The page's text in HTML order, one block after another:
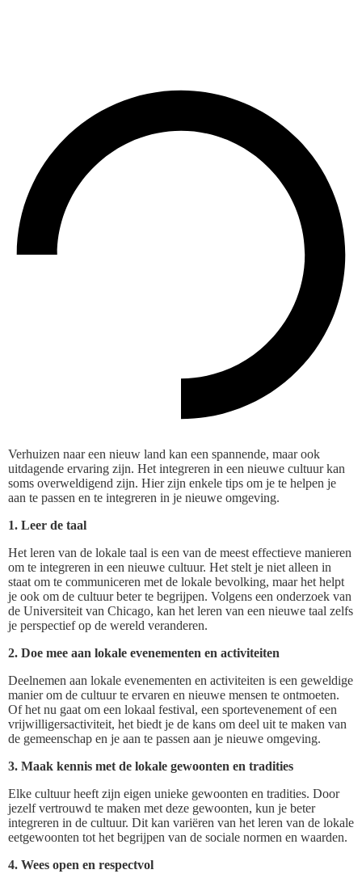
Verhuizen naar een nieuw land kan een spannende, maar ook
uitdagende ervaring zijn. Het integreren in een nieuwe cultuur kan
soms overweldigend zijn. Hier zijn enkele tips om je te helpen je
aan te passen en te integreren in je nieuwe omgeving.
1. Leer de taal
Het leren van de lokale taal is een van de meest effectieve manieren
om te integreren in een nieuwe cultuur. Het stelt je niet alleen in
staat om te communiceren met de lokale bevolking, maar het helpt
je ook om de cultuur beter te begrijpen. Volgens een onderzoek van
de Universiteit van Chicago, kan het leren van een nieuwe taal zelfs
je perspectief op de wereld veranderen.
2. Doe mee aan lokale evenementen en activiteiten
Deelnemen aan lokale evenementen en activiteiten is een geweldige
manier om de cultuur te ervaren en nieuwe mensen te ontmoeten.
Of het nu gaat om een lokaal festival, een sportevenement of een
vrijwilligersactiviteit, het biedt je de kans om deel uit te maken van
de gemeenschap en je aan te passen aan je nieuwe omgeving.
3. Maak kennis met de lokale gewoonten en tradities
Elke cultuur heeft zijn eigen unieke gewoonten en tradities. Door
jezelf vertrouwd te maken met deze gewoonten, kun je beter
integreren in de cultuur. Dit kan variëren van het leren van de lokale
eetgewoonten tot het begrijpen van de sociale normen en waarden.
4. Wees open en respectvol